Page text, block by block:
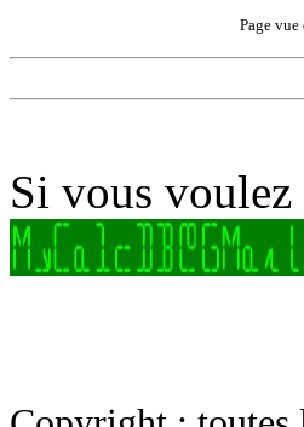
Page
Si vous voulez